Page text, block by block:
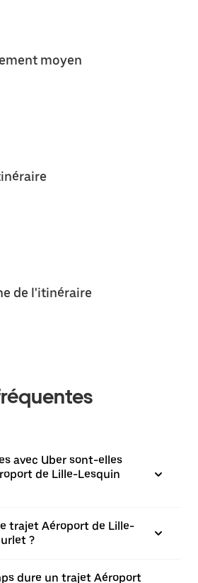
moyen
de l'itinéraire
avec Uber sont-elles
de Lille-Lesquin
trajet Aéroport de Lille-
?
dure un trajet Aéroport